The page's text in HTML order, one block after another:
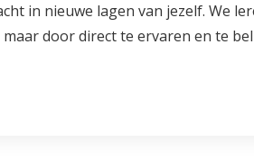
in nieuwe lagen van jezelf. We
door direct te ervaren en te